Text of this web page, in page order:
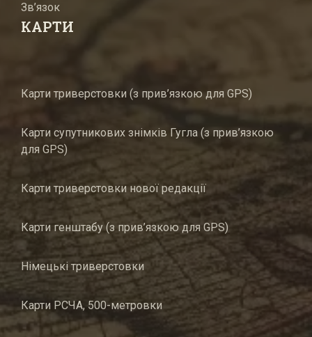
Зв’язок
КАРТИ
Карти триверстовки (з прив’язкою для GPS)
Карти супутникових знімків Гугла (з прив’язкою
для GPS)
Карти триверстовки нової редакції
Карти генштабу (з прив’язкою для GPS)
Німецькі триверстовки
Карти РСЧА, 500-метровки